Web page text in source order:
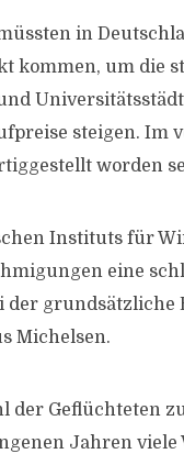
in
kommen, um die
steigen.
worden
Instituts für
eine
der
Michelsen.
der Geflüchteten
Jahren